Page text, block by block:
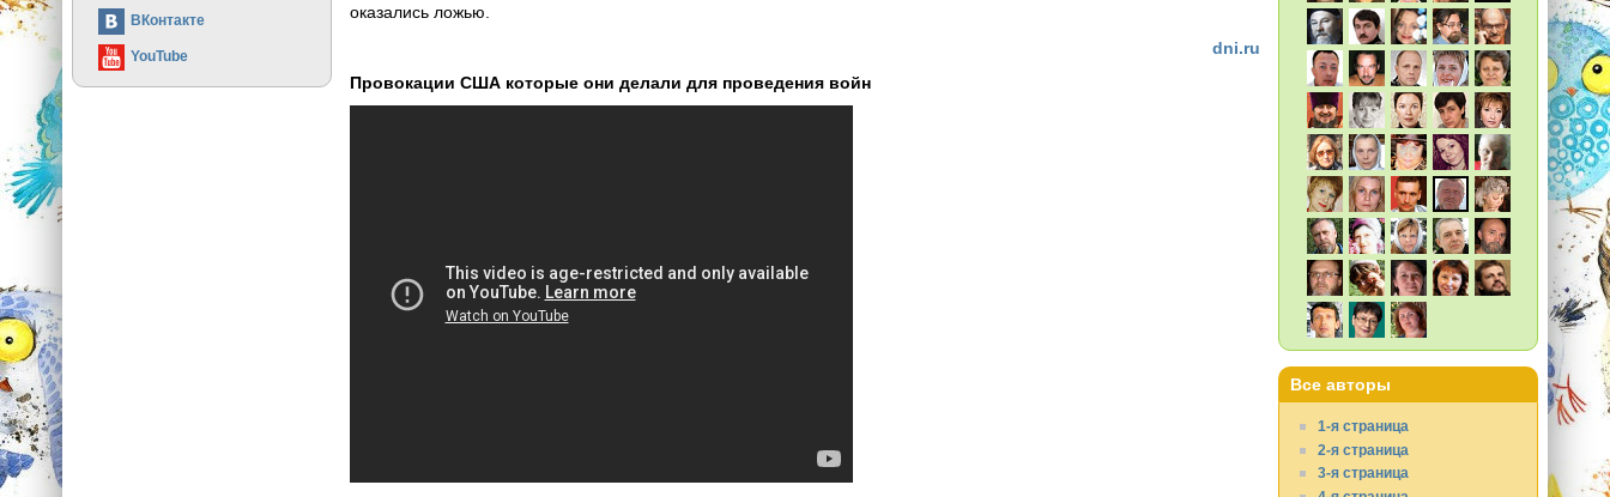
оказались ложью.
dni.ru
Провокации США которые они делали для проведения войн
ВКонтакте
YouTube
Все авторы
1-я страница
2-я страница
3-я страница